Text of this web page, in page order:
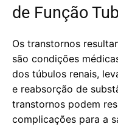
de Função
Os transtornos
são condições
dos túbulos renais,
e reabsorção de
transtornos podem
complicações para a